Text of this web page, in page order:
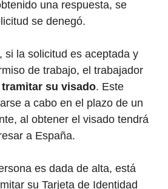
una respuesta, se
se denegó.
si la solicitud es aceptada y
de trabajo, el trabajador
tramitar su visado. Este
a cabo en el plazo de un
al obtener el visado tendrá
a España.
es dada de alta, está
su Tarjeta de Identidad